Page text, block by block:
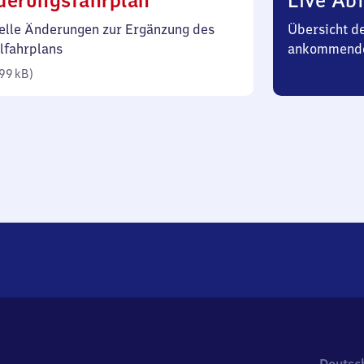
99
Änderungen zur Ergänzung des
kB)
Übersicht